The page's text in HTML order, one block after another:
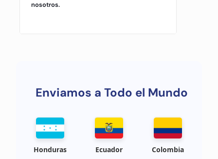
nosotros.
Enviamos a Todo el Mundo
Honduras Ecuador Colombia